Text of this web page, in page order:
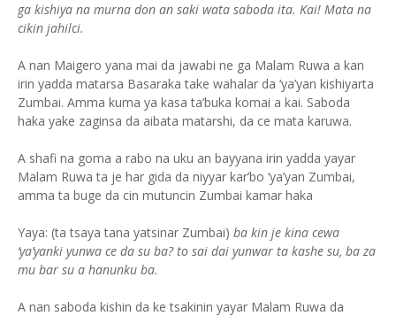
ga kishiya na murna don an saki wata saboda ita. Kai! Mata na
cikin jahilci.
A nan Maigero yana mai da jawabi ne ga Malam Ruwa a kan
irin yadda matarsa Basaraka take wahalar da ‘ya’yan kishiyarta
Zumbai. Amma kuma ya kasa ta’buka komai a kai. Saboda
haka yake zaginsa da aibata matarshi, da ce mata karuwa.
A shafi na goma a rabo na uku an bayyana irin yadda yayar
Malam Ruwa ta je har gida da niyyar kar’bo ‘ya’yan Zumbai,
amma ta buge da cin mutuncin Zumbai kamar haka
Yaya: (ta tsaya tana yatsinar Zumbai) ba kin je kina cewa
‘ya’yanki yunwa ce da su ba? to sai dai yunwar ta kashe su, ba za
mu bar su a hanunku ba.
A nan saboda kishin da ke tsakinin yayar Malam Ruwa da